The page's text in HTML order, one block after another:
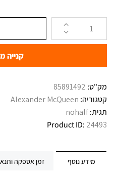
קנייה
מק"ט: 85891492
קטגוריה: Alexander McQueen
תגית:nohalf
Product ID: 24493
מידע נוסף זמן אספקה